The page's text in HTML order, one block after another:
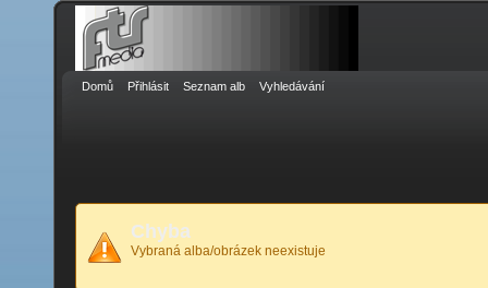
Domů Přihlásit Seznam alb Vyhledávání
Chyba
Vybraná alba/obrázek neexistuje